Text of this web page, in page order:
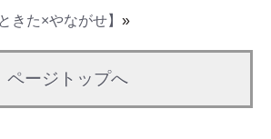
ときた×やながせ】 »
ページトップへ